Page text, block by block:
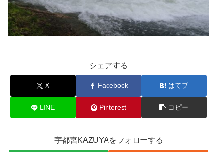
シェアする
X Facebook はてブ
LINE Pinterest コピー
宇都宮KAZUYAをフォローする